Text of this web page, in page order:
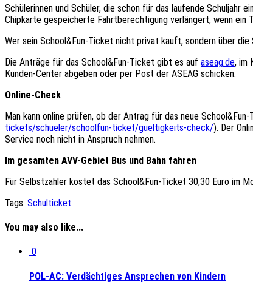
Schülerinnen und Schüler, die schon für das laufende
Chipkarte gespeicherte Fahrtberechtigung verlängert, wenn ein
Wer sein School&Fun-Ticket nicht privat kauft, sondern über
Die Anträge für das School&Fun-Ticket gibt es auf aseag.de, im
Kunden-Center abgeben oder per Post der ASEAG schicken.
Online-Check
Man kann online prüfen, ob der Antrag für das neue
tickets/schueler/schoolfun-ticket/gueltigkeits-check/). Der
Service noch nicht in Anspruch nehmen.
Im gesamten AVV-Gebiet Bus und Bahn fahren
Für Selbstzahler kostet das School&Fun-Ticket 30,30 Euro im
Tags: Schulticket
You may also like...
0
POL-AC: Verdächtiges Ansprechen von Kindern